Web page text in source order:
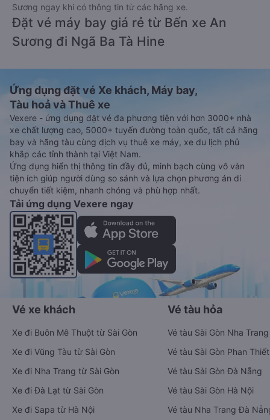
Sương ngay khi có thông tin từ các hãng xe.
Đặt vé máy bay giá rẻ từ Bến xe An
Sương đi Ngã Ba Tà Hine
Ứng dụng đặt vé Xe khách, Máy bay,
Tàu hoả và Thuê xe
Vexere - ứng dụng đặt vé đa phương tiện với hơn 3000+ nhà
xe chất lượng cao, 5000+ tuyến đường toàn quốc, tất cả hãng
bay và hãng tàu cùng dịch vụ thuê xe máy, xe du lịch phủ
khắp các tỉnh thành tại Việt Nam.
Ứng dụng hiển thị thông tin đầy đủ, minh bạch cùng vô vàn
tiện ích giúp người dùng so sánh và lựa chọn phương án di
chuyển tiết kiệm, nhanh chóng và phù hợp nhất.
Tải ứng dụng Vexere ngay
Vé xe khách
Xe đi Buôn Mê Thuột từ Sài Gòn
Xe đi Vũng Tàu từ Sài Gòn
Xe đi Nha Trang từ Sài Gòn
Xe đi Đà Lạt từ Sài Gòn
Xe đi Sapa từ Hà Nội
Vé tàu hỏa
Vé tàu Sài Gòn Nha Trang
Vé tàu Sài Gòn Phan Thiết
Vé tàu Sài Gòn Đà Nẵng
Vé tàu Sài Gòn Hà Nội
Vé tàu Nha Trang Đà